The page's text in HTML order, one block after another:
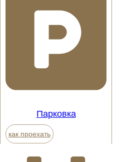
Парковка
как проехать